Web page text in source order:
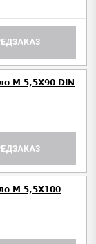
М 5,5Х90 DIN
М 5,5Х100